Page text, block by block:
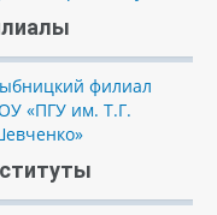
филиал
«ПГУ им. Т.Г.